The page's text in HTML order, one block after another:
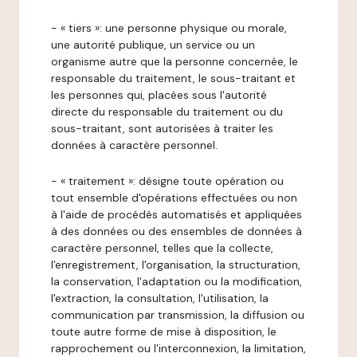
- « tiers »: une personne physique ou morale,
une autorité publique, un service ou un
organisme autre que la personne concernée, le
responsable du traitement, le sous-traitant et
les personnes qui, placées sous l'autorité
directe du responsable du traitement ou du
sous-traitant, sont autorisées à traiter les
données à caractère personnel.
- « traitement »: désigne toute opération ou
tout ensemble d'opérations effectuées ou non
à l'aide de procédés automatisés et appliquées
à des données ou des ensembles de données à
caractère personnel, telles que la collecte,
l'enregistrement, l'organisation, la structuration,
la conservation, l'adaptation ou la modification,
l'extraction, la consultation, l'utilisation, la
communication par transmission, la diffusion ou
toute autre forme de mise à disposition, le
rapprochement ou l'interconnexion, la limitation,